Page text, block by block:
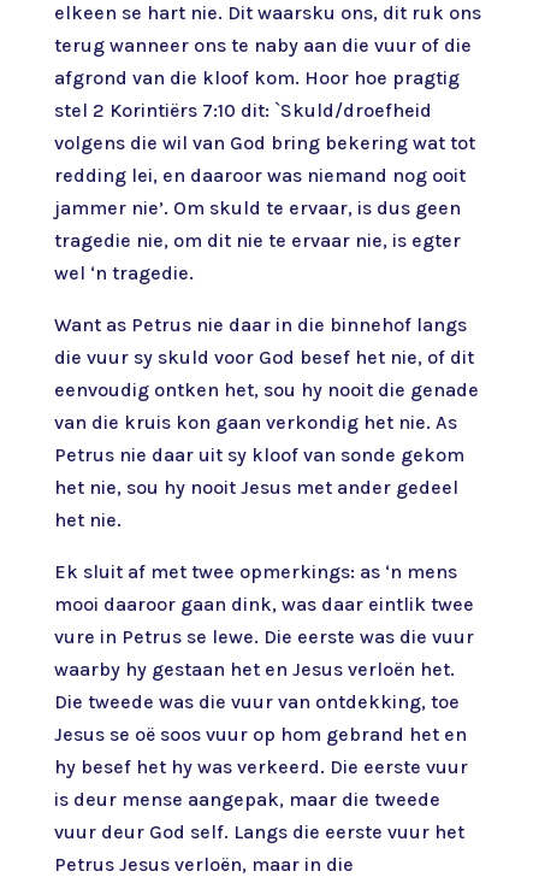
elkeen se hart nie. Dit waarsku ons, dit ruk ons
terug wanneer ons te naby aan die vuur of die
afgrond van die kloof kom. Hoor hoe pragtig
stel 2 Korintiërs 7:10 dit: `Skuld/droefheid
volgens die wil van God bring bekering wat tot
redding lei, en daaroor was niemand nog ooit
jammer nie’. Om skuld te ervaar, is dus geen
tragedie nie, om dit nie te ervaar nie, is egter
wel ‘n tragedie.
Want as Petrus nie daar in die binnehof langs
die vuur sy skuld voor God besef het nie, of dit
eenvoudig ontken het, sou hy nooit die genade
van die kruis kon gaan verkondig het nie. As
Petrus nie daar uit sy kloof van sonde gekom
het nie, sou hy nooit Jesus met ander gedeel
het nie.
Ek sluit af met twee opmerkings: as ‘n mens
mooi daaroor gaan dink, was daar eintlik twee
vure in Petrus se lewe. Die eerste was die vuur
waarby hy gestaan het en Jesus verloën het.
Die tweede was die vuur van ontdekking, toe
Jesus se oë soos vuur op hom gebrand het en
hy besef het hy was verkeerd. Die eerste vuur
is deur mense aangepak, maar die tweede
vuur deur God self. Langs die eerste vuur het
Petrus Jesus verloën, maar in die